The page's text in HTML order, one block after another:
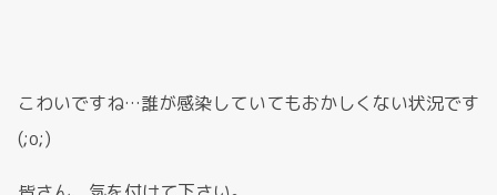
こわいですね…誰が感染していてもおかしくない状況です
(;o;)